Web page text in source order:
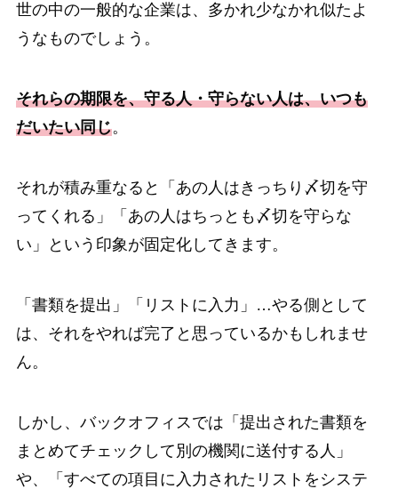
世の中の一般的な企業は、多かれ少なかれ似たよ
うなものでしょう。
それらの期限を、守る人・守らない人は、いつも
だいたい同じ。
それが積み重なると「あの人はきっちり〆切を守
ってくれる」「あの人はちっとも〆切を守らな
い」という印象が固定化してきます。
「書類を提出」「リストに入力」…やる側として
は、それをやれば完了と思っているかもしれませ
ん。
しかし、バックオフィスでは「提出された書類を
まとめてチェックして別の機関に送付する人」
や、「すべての項目に入力されたリストをシステ